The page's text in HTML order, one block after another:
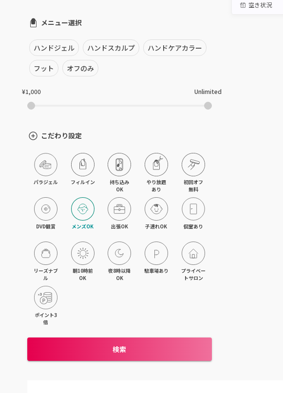
六本松・別府・西新
井尻・南福岡・春日原
七隈・野芥・次郎丸
九産大・福津・糟屋郡
久留米・筑後
柳川・大川・大牟田
小倉・八幡・折尾
新宮・古賀
飯塚・田川
メニュー選択
ハンドジェル ハンドスカルプ ハンドケアカラー
フット オフのみ
¥1,000 Unlimited
こだわり設定
パラジェル フィルイン
持ち込み
OK
やり放題
あり
初回オフ
無料
DVD観賞 メンズOK 出張OK 子連れOK 個室あり
リーズナブ
ル
朝10時前
OK
夜8時以降
OK
駐車場あり
プライベー
トサロン
ポイント3
倍
検索
空き状況